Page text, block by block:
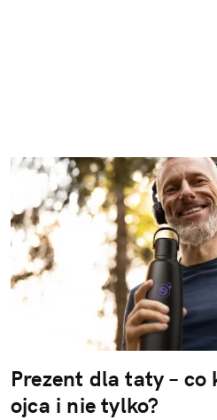
Prezent dla taty – co
ojca i nie tylko?